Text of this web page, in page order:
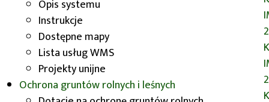
Opis systemu
Instrukcje
Dostępne mapy
Lista usług WMS
Projekty unijne
Ochrona gruntów rolnych i leśnych